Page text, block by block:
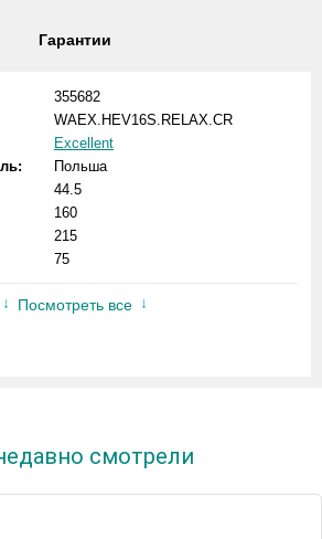
Гарантии
355682
WAEX.HEV16S.RELAX.CR
Excellent
Польша
44.5
160
215
75
Посмотреть все
смотрели